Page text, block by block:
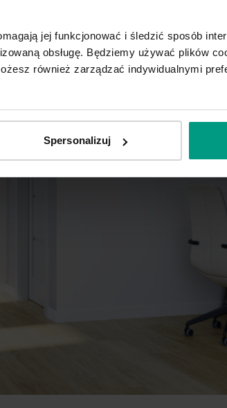
jej funkcjonować i śledzić sposób
obsługę. Będziemy używać plików
również zarządzać indywidualnymi
Spersonalizuj